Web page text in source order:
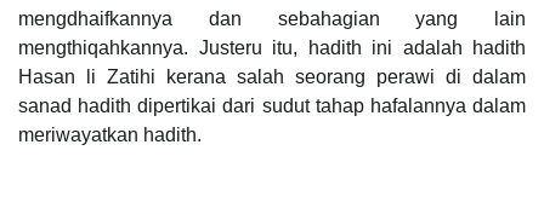
mengdhaifkannya dan sebahagian yang lain
mengthiqahkannya. Justeru itu, hadith ini adalah hadith
Hasan li Zatihi kerana salah seorang perawi di dalam
sanad hadith dipertikai dari sudut tahap hafalannya dalam
meriwayatkan hadith.